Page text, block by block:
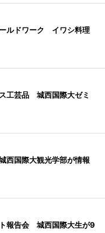
ルドワーク イワシ料理
工芸品 城西国際大ゼミ
西国際大観光学部が情報
報告会 城西国際大生が9